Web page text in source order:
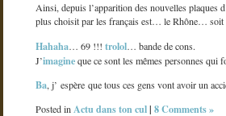
Ainsi, depuis l’apparition des nouvelles plaques
plus choisit par les français est… le Rhône… soit
Hahaha… 69 !!! trolol… bande de cons.
J’imagineque ce sont les mêmes personnes
Ba, j’ espère que tous ces gens vont avoir un
Posted inActu dans ton cul| 8 Comments »